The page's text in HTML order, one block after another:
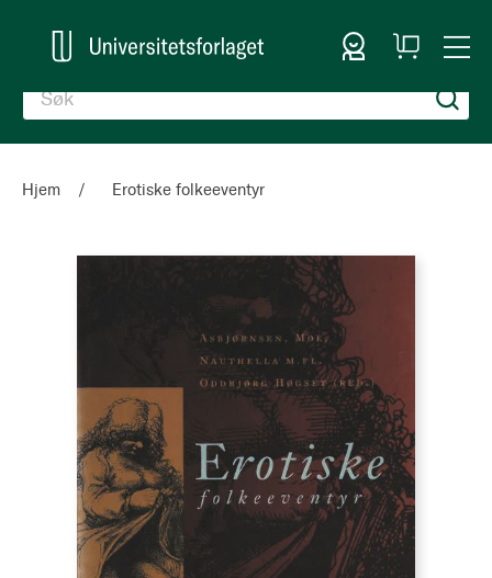
Logg inn
Handlekurv
Hjem Erotiske folkeeventyr